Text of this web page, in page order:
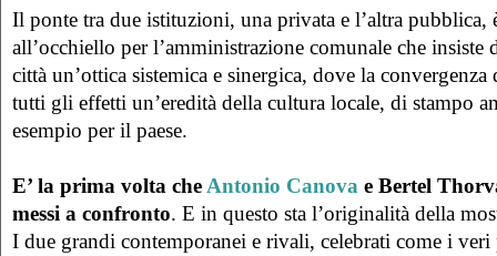
Il ponte tra due istituzioni, una privata e l’altra pubblica,
all’occhiello per l’amministrazione comunale che insiste
città un’ottica sistemica e sinergica, dove la convergenza
tutti gli effetti un’eredità della cultura locale, di stampo
esempio per il paese.
E’ la prima volta cheAntonio Canova e Bertel
messi a confronto. E in questo sta l’originalità della
I due grandi contemporanei e rivali, celebrati come i veri